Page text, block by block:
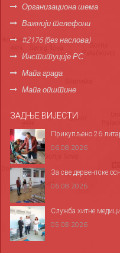
Организациона шема
Важнији телефони
#2176 (без наслова)
Институције РС
Мапа града
Мапа општине
ЗАДЊЕ ВИЈЕСТИ
Прикупљено 26
06.08.2026
За све дервентске
06.08.2026
Служба хитне
05.08.2026